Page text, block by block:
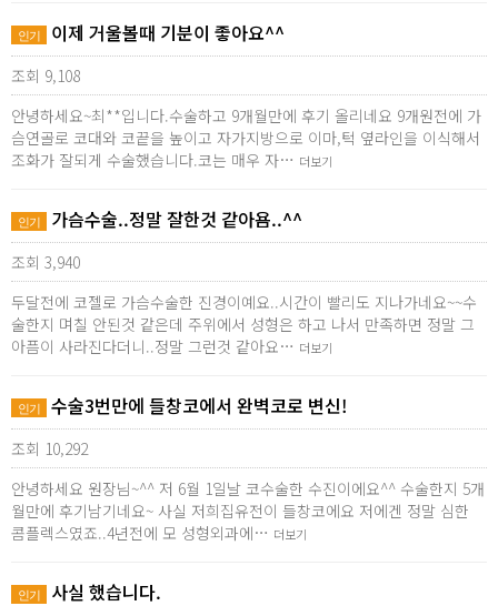
인기 이제 거울볼때 기분이 좋아요^^
조회 9,108
안녕하세요~최**입니다.수술하고 9개월만에 후기 올리네요 9개원전에 가
슴연골로 코대와 코끝을 높이고 자가지방으로 이마,턱 옆라인을 이식해서
조화가 잘되게 수술했습니다.코는 매우 자… 더보기
인기 가슴수술..정말 잘한것 같아욤..^^
조회 3,940
두달전에 코젤로 가슴수술한 진경이예요..시간이 빨리도 지나가네요~~수
술한지 며칠 안된것 같은데 주위에서 성형은 하고 나서 만족하면 정말 그
아픔이 사라진다더니..정말 그런것 같아요… 더보기
인기 수술3번만에 들창코에서 완벽코로 변신!
조회 10,292
안녕하세요 원장님~^^ 저 6월 1일날 코수술한 수진이에요^^ 수술한지 5개
월만에 후기남기네요~ 사실 저희집유전이 들창코에요 저에겐 정말 심한
콤플렉스였죠..4년전에 모 성형외과에… 더보기
인기 사실 했습니다.